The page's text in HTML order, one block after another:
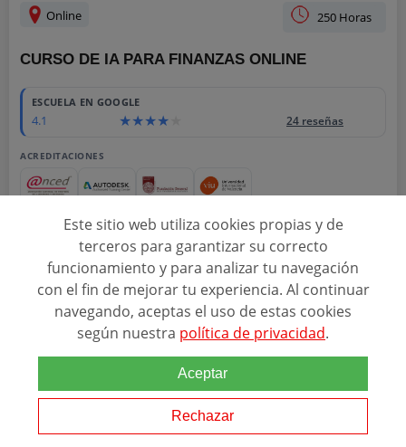
Online 250 Horas
CURSO DE IA PARA FINANZAS ONLINE
ESCUELA EN GOOGLE
4.1 24 reseñas
ACREDITACIONES
Relacionado con esta temática
El Curso online de IA paraFinanzas te prepara para aplicar la
inteligencia artificial en la gestión financiera de empresas,
optimizando procesos clave como el cierre contable, la previsión de
tesorería y la gestión de...
DEUSTO FORMACION
SOLICITAR INFORMACIÓN
Este sitio web utiliza cookies propias y de
terceros para garantizar su correcto
funcionamiento y para analizar tu navegación
con el fin de mejorar tu experiencia. Al continuar
navegando, aceptas el uso de estas cookies
según nuestra política de privacidad.
Aceptar
Rechazar